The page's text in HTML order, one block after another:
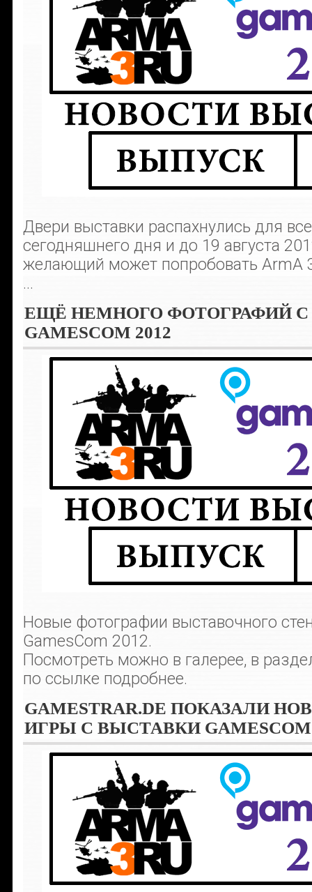
Двери выставки распахнулись для
сегодняшнего дня и до 19 августа
желающий может попробовать ArmA
...
ЕЩЁ НЕМНОГО ФОТОГРАФИЙ
GAMESCOM 2012
Новые фотографии выставочного
GamesCom 2012.
Посмотреть можно в галерее, в
по ссылке подробнее.
GAMESTRAR.DE ПОКАЗАЛИ
ИГРЫ С ВЫСТАВКИ GAMESCOM